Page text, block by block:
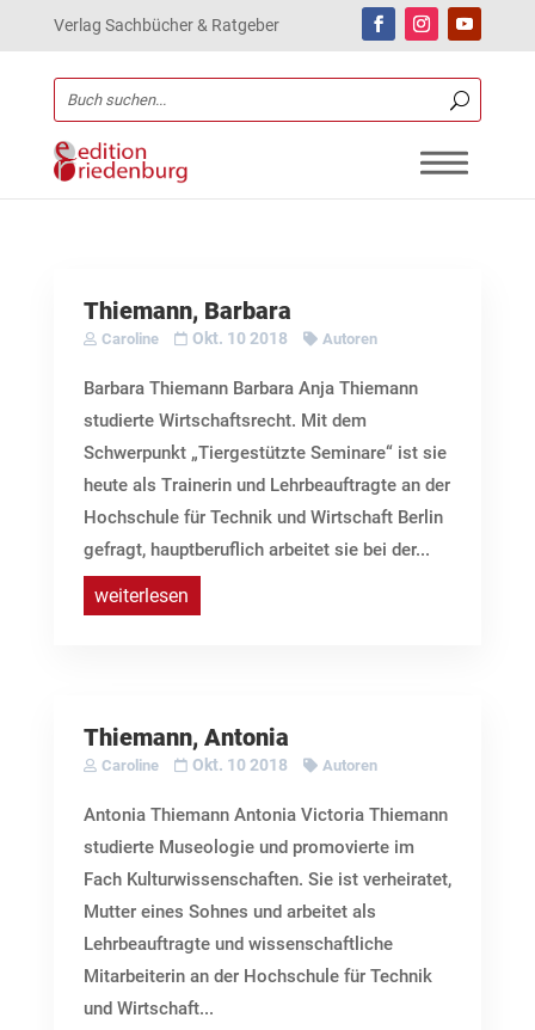
Verlag Sachbücher & Ratgeber
Thiemann, Barbara
Caroline Okt. 10 2018 Autoren
Barbara Thiemann Barbara Anja Thiemann
studierte Wirtschaftsrecht. Mit dem
Schwerpunkt „Tiergestützte Seminare“ ist sie
heute als Trainerin und Lehrbeauftragte an der
Hochschule für Technik und Wirtschaft Berlin
gefragt, hauptberuflich arbeitet sie bei der...
weiterlesen
Thiemann, Antonia
Caroline Okt. 10 2018 Autoren
Antonia Thiemann Antonia Victoria Thiemann
studierte Museologie und promovierte im
Fach Kulturwissenschaften. Sie ist verheiratet,
Mutter eines Sohnes und arbeitet als
Lehrbeauftragte und wissenschaftliche
Mitarbeiterin an der Hochschule für Technik
und Wirtschaft...